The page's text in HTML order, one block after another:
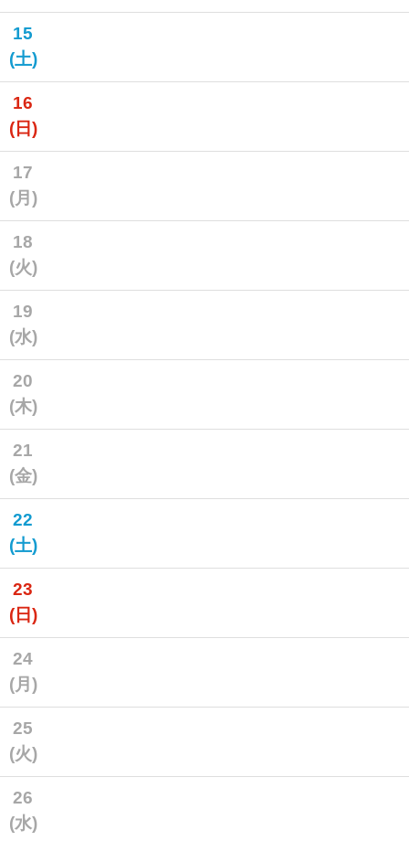
15
(土)
16
(日)
17
(月)
18
(火)
19
(水)
20
(木)
21
(金)
22
(土)
23
(日)
24
(月)
25
(火)
26
(水)